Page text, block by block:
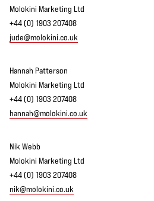
Molokini Marketing Ltd
+44 (0) 1903 207408
jude@molokini.co.uk
Hannah Patterson
Molokini Marketing Ltd
+44 (0) 1903 207408
hannah@molokini.co.uk
Nik Webb
Molokini Marketing Ltd
+44 (0) 1903 207408
nik@molokini.co.uk